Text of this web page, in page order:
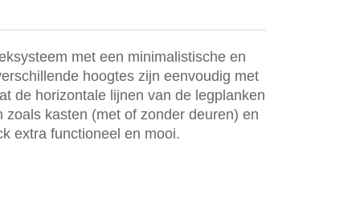
met een minimalistische en
hoogtes zijn eenvoudig met
de horizontale lijnen van de legplanken
zoals kasten (met of zonder deuren) en
extra functioneel en mooi.